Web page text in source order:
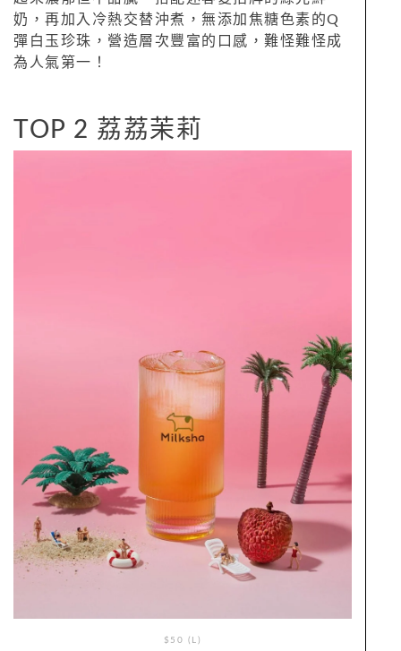
奶，再加入冷熱交替沖煮，無添加焦糖色素的Q
彈白玉珍珠，營造層次豐富的口感，難怪難怪成
為人氣第一！
TOP 2 荔荔茉莉
$50 (L)